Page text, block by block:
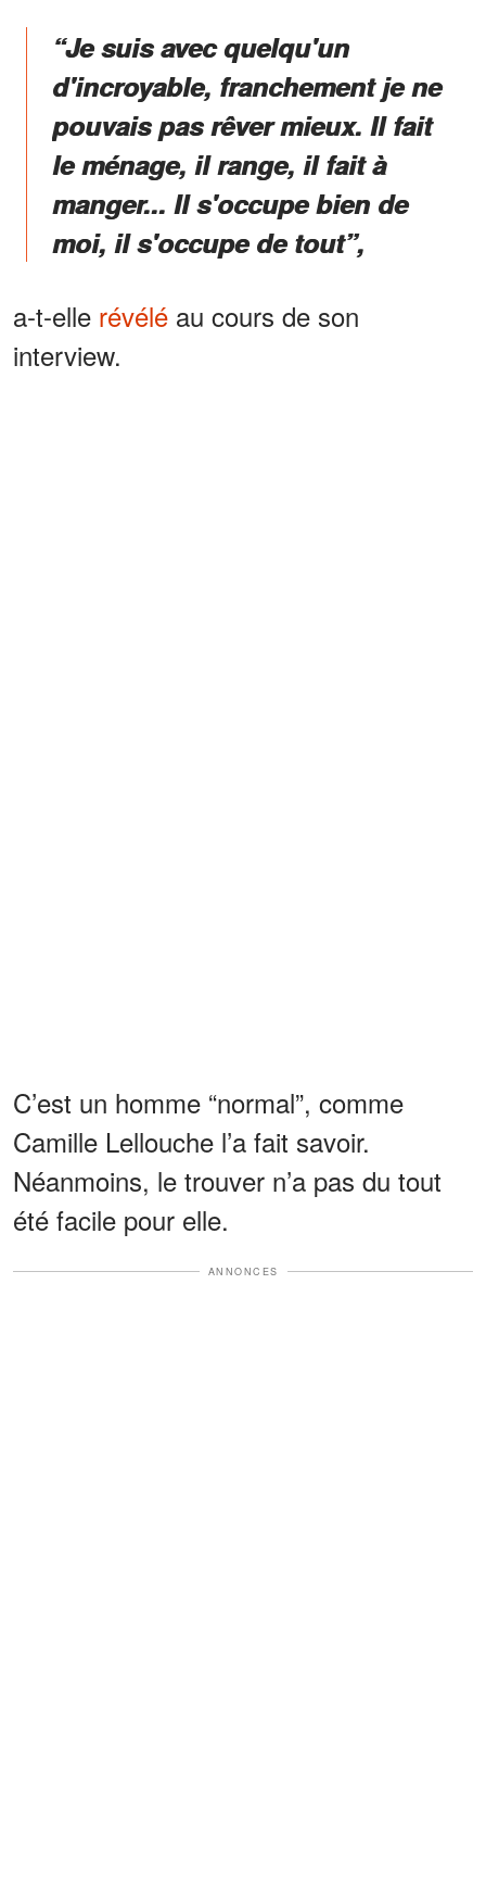
“Je suis avec quelqu'un
d'incroyable, franchement je ne
pouvais pas rêver mieux. Il fait
le ménage, il range, il fait à
manger... Il s'occupe bien de
moi, il s'occupe de tout”,
a-t-elle révélé au cours de son
interview.
C’est un homme “normal”, comme
Camille Lellouche l’a fait savoir.
Néanmoins, le trouver n’a pas du tout
été facile pour elle.
ANNONCES